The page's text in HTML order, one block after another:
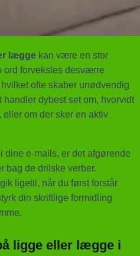
lægge kan være en stor
ord forveksles desværre
ofte skaber unødvendig
dybest set om, hvorvidt
om der sker en aktiv
dine e-mails, er det afgørende
bag de drilske verber.
ligetil, når du først forstår
din skriftlige formidling
ligge eller lægge i